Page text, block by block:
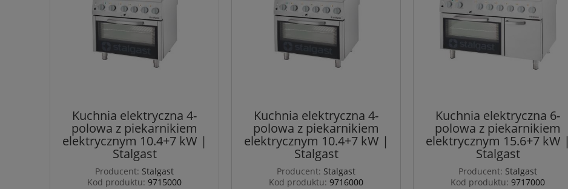
Kuchnia elektryczna 4-
polowa z piekarnikiem
elektrycznym 10.4+7 kW |
Stalgast
Producent: Stalgast
Kod produktu: 9715000
Kuchnia elektryczna 4-
polowa z piekarnikiem
elektrycznym 10.4+7 kW |
Stalgast
Producent: Stalgast
Kod produktu: 9716000
Kuchnia elektryczna 6-
polowa z piekarnikiem
elektrycznym 15.6+7 kW |
Stalgast
Producent: Stalgast
Kod produktu: 9717000